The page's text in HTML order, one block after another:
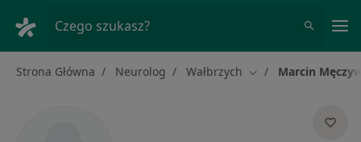
Czego szukasz?
Strona Główna Neurolog Wałbrzych Zmień miasto
Marcin